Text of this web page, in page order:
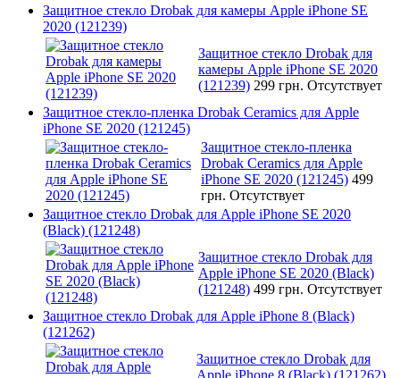
Защитное стекло Drobak для камеры Apple iPhone SE
2020 (121239)
Защитное стекло Drobak для
камеры Apple iPhone SE 2020
(121239) 299 грн. Отсутствует
Защитное стекло-пленка Drobak Ceramics для Apple
iPhone SE 2020 (121245)
Защитное стекло-пленка
Drobak Ceramics для Apple
iPhone SE 2020 (121245) 499
грн. Отсутствует
Защитное стекло Drobak для Apple iPhone SE 2020
(Black) (121248)
Защитное стекло Drobak для
Apple iPhone SE 2020 (Black)
(121248) 499 грн. Отсутствует
Защитное стекло Drobak для Apple iPhone 8 (Black)
(121262)
Защитное стекло Drobak для
Apple iPhone 8 (Black) (121262)